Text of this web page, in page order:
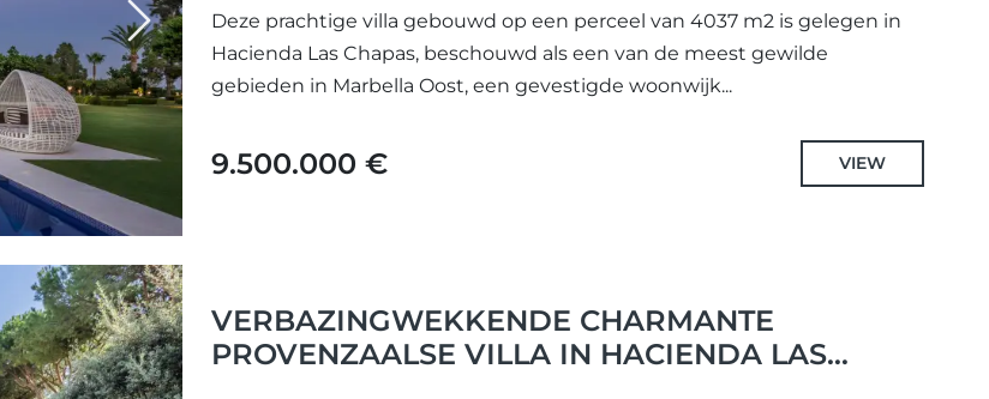
Next
Deze prachtige villa gebouwd op een perceel van 4037 m2 is gelegen in
Hacienda Las Chapas, beschouwd als een van de meest gewilde
gebieden in Marbella Oost, een gevestigde woonwijk...
9.500.000 € VIEW
VERBAZINGWEKKENDE CHARMANTE
PROVENZAALSE VILLA IN HACIENDA LAS